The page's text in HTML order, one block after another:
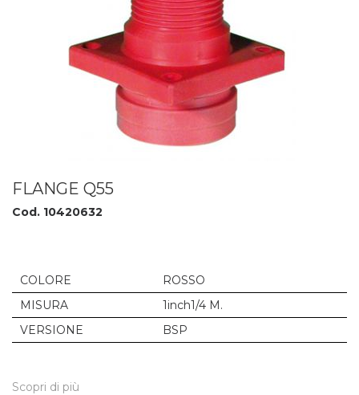
FLANGE Q55
Cod. 10420632
COLORE
ROSSO
MISURA
1inch1/4 M.
VERSIONE
BSP
Scopri di più